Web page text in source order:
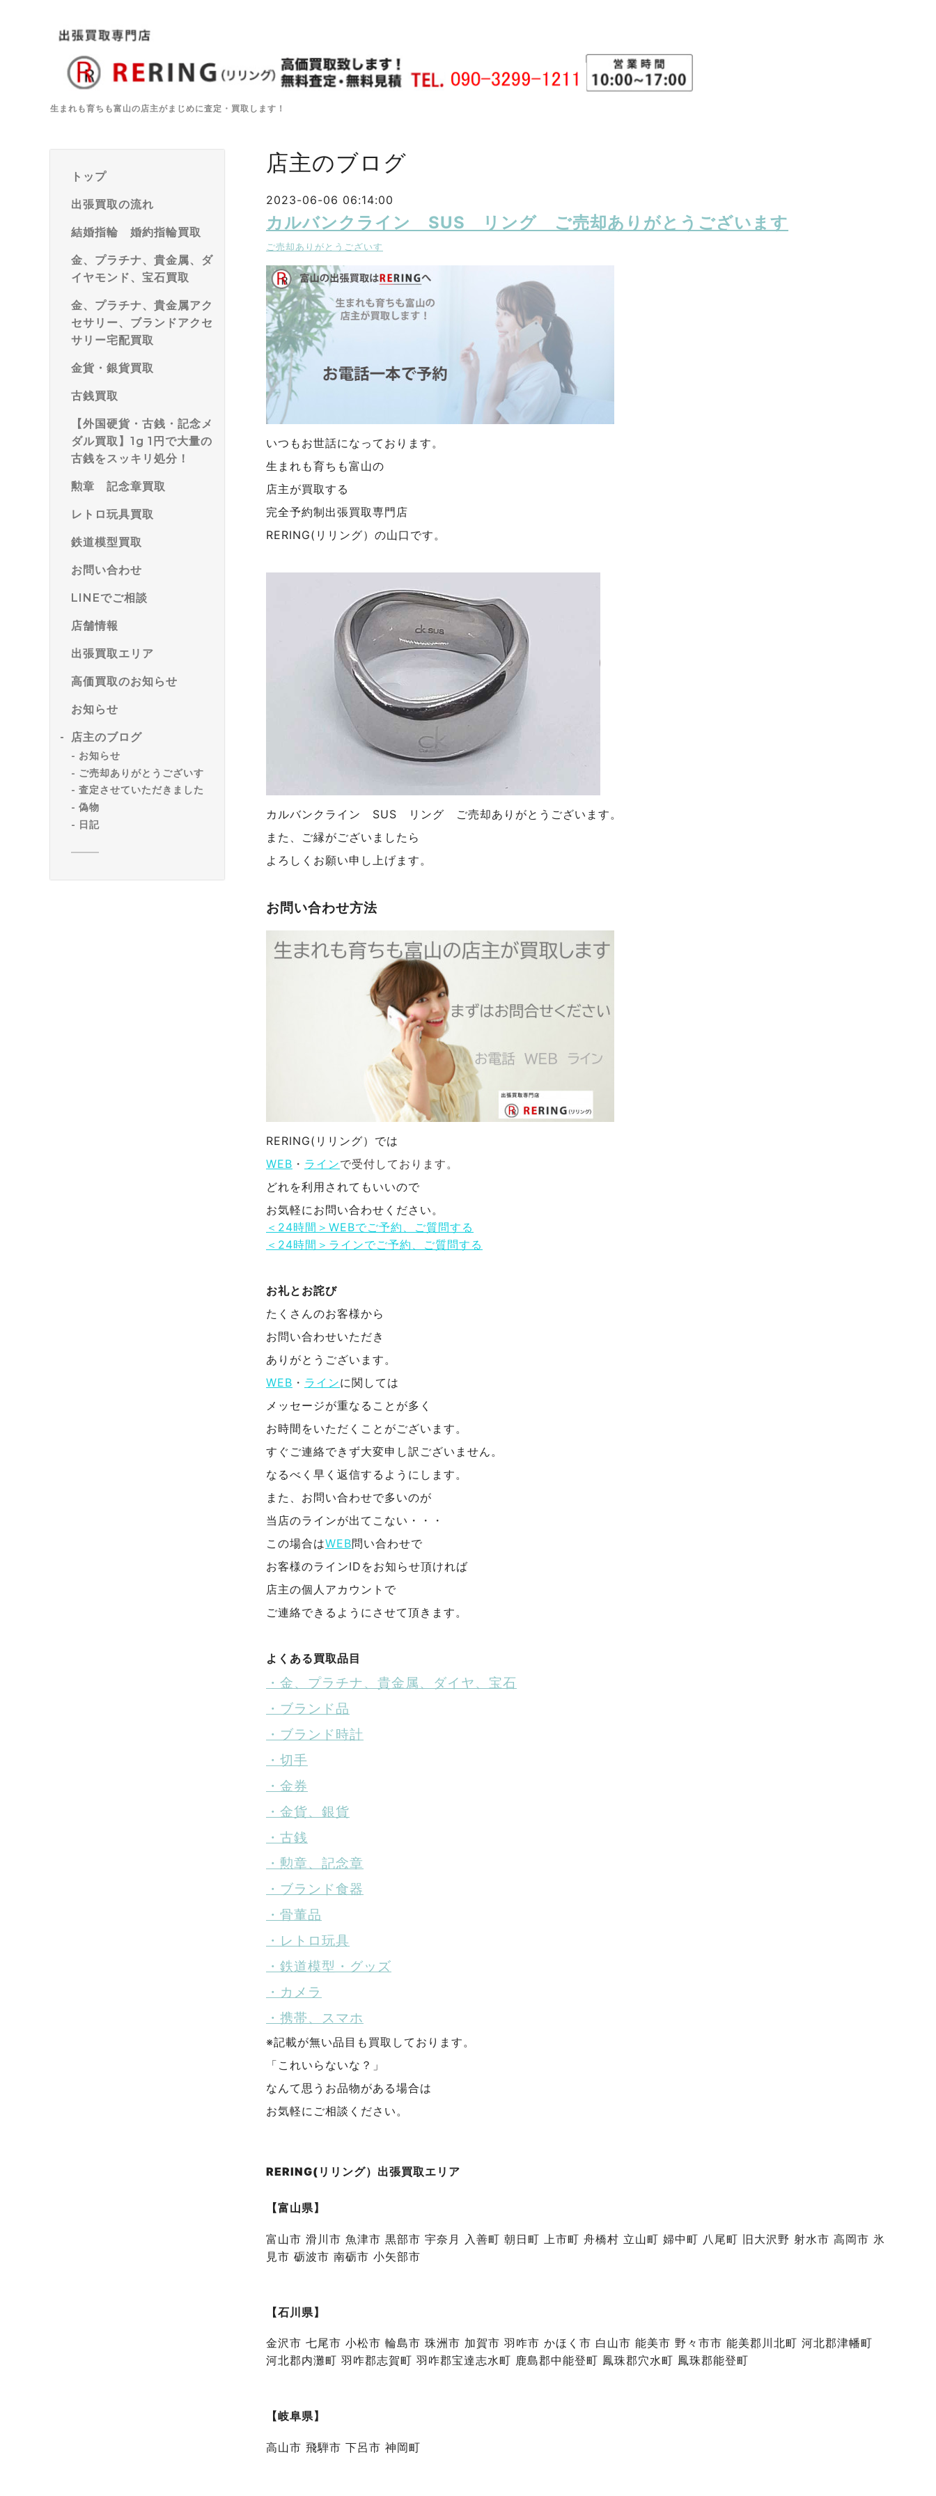
生まれも育ちも富山の店主がまじめに査定・買取します！
トップ
出張買取の流れ
結婚指輪 婚約指輪買取
金、プラチナ、貴金属、ダ
イヤモンド、宝石買取
金、プラチナ、貴金属アク
セサリー、ブランドアクセ
サリー宅配買取
金貨・銀貨買取
古銭買取
【外国硬貨・古銭・記念メ
ダル買取】1g 1円で大量の
古銭をスッキリ処分！
勲章 記念章買取
レトロ玩具買取
鉄道模型買取
お問い合わせ
LINEでご相談
店舗情報
出張買取エリア
高価買取のお知らせ
お知らせ
店主のブログ
お知らせ
ご売却ありがとうございす
査定させていただきました
偽物
日記
店主のブログ
2023-06-06 06:14:00
カルバンクライン SUS リング ご売却ありがとうございます
ご売却ありがとうございす
いつもお世話になっております。
生まれも育ちも富山の
店主が買取する
完全予約制出張買取専門店
RERING(リリング）の山口です。
カルバンクライン SUS リング ご売却ありがとうございます 。
また、ご縁がございましたら
よろしくお願い申し上げます。
お問い合わせ方法
RERING(リリング）では
WEB ・ ラインで受付しております。
どれを利用されてもいいので
お気軽にお問い合わせください。
＜24時間＞WEBでご予約、ご質問する
＜24時間＞ラインでご予約、ご質問する
お礼とお詫び
たくさんのお客様から
お問い合わせいただき
ありがとうございます。
WEB ・ ラインに関しては
メッセージが重なることが多く
お時間をいただくことがございます。
すぐご連絡できず大変申し訳ございません。
なるべく早く返信するようにします。
また、お問い合わせで多いのが
当店のラインが出てこない・・・
この場合はWEB問い合わせで
お客様のラインIDをお知らせ頂ければ
店主の個人アカウントで
ご連絡できるようにさせて頂きます。
よくある買取品目
・金、プラチナ、貴金属、ダイヤ、宝石
・ブランド品
・ブランド時計
・切手
・金券
・金貨、銀貨
・古銭
・勲章、記念章
・ブランド食器
・骨董品
・レトロ玩具
・鉄道模型・グッズ
・カメラ
・携帯、スマホ
※記載が無い品目も買取しております。
「これいらないな？」
なんて思うお品物がある場合は
お気軽にご相談ください。
RERING(リリング）出張買取エリア
【富山県】
富山市 滑川市 魚津市 黒部市 宇奈月 入善町 朝日町 上市町 舟橋村 立山町 婦中町 八尾町 旧大沢野 射水市 高岡市 氷
見市 砺波市 南砺市 小矢部市
【石川県】
金沢市 七尾市 小松市 輪島市 珠洲市 加賀市 羽咋市 かほく市 白山市 能美市 野々市市 能美郡川北町 河北郡津幡町
河北郡内灘町 羽咋郡志賀町 羽咋郡宝達志水町 鹿島郡中能登町 鳳珠郡穴水町 鳳珠郡能登町
【岐阜県】
高山市 飛騨市 下呂市 神岡町